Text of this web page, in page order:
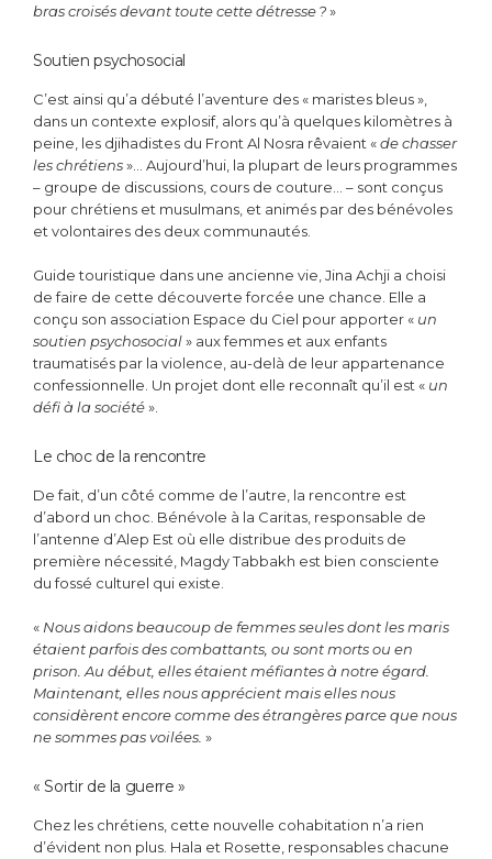
bras croisés devant toute cette détresse ?»
Soutien psychosocial
C’est ainsi qu’a débuté l’aventure des « maristes bleus »,
dans un contexte explosif, alors qu’à quelques kilomètres à
peine, les djihadistes du Front Al Nosra rêvaient «de chasser
les chrétiens»… Aujourd’hui, la plupart de leurs programmes
– groupe de discussions, cours de couture… – sont conçus
pour chrétiens et musulmans, et animés par des bénévoles
et volontaires des deux communautés.
Guide touristique dans une ancienne vie, Jina Achji a choisi
de faire de cette découverte forcée une chance. Elle a
conçu son association Espace du Ciel pour apporter « un
soutien psychosocial» aux femmes et aux enfants
traumatisés par la violence, au-delà de leur appartenance
confessionnelle. Un projet dont elle reconnaît qu’il est « un
défi à la société».
Le choc de la rencontre
De fait, d’un côté comme de l’autre, la rencontre est
d’abord un choc. Bénévole à la Caritas, responsable de
l’antenne d’Alep Est où elle distribue des produits de
première nécessité, Magdy Tabbakh est bien consciente
du fossé culturel qui existe.
« Nous aidons beaucoup de femmes seules dont les maris
étaient parfois des combattants, ou sont morts ou en
prison. Au début, elles étaient méfiantes à notre égard.
Maintenant, elles nous apprécient mais elles nous
considèrent encore comme des étrangères parce que nous
ne sommes pas voilées. »
« Sortir de la guerre »
Chez les chrétiens, cette nouvelle cohabitation n’a rien
d’évident non plus. Hala et Rosette, responsables chacune